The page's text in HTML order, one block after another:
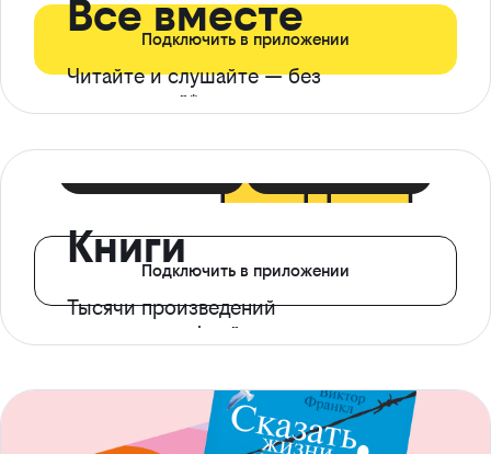
Все вместе
Читайте и слушайте — без
ограничений*
Подключить в приложении
Книги
Тысячи произведений
с доступом офлайн
Подключить в приложении